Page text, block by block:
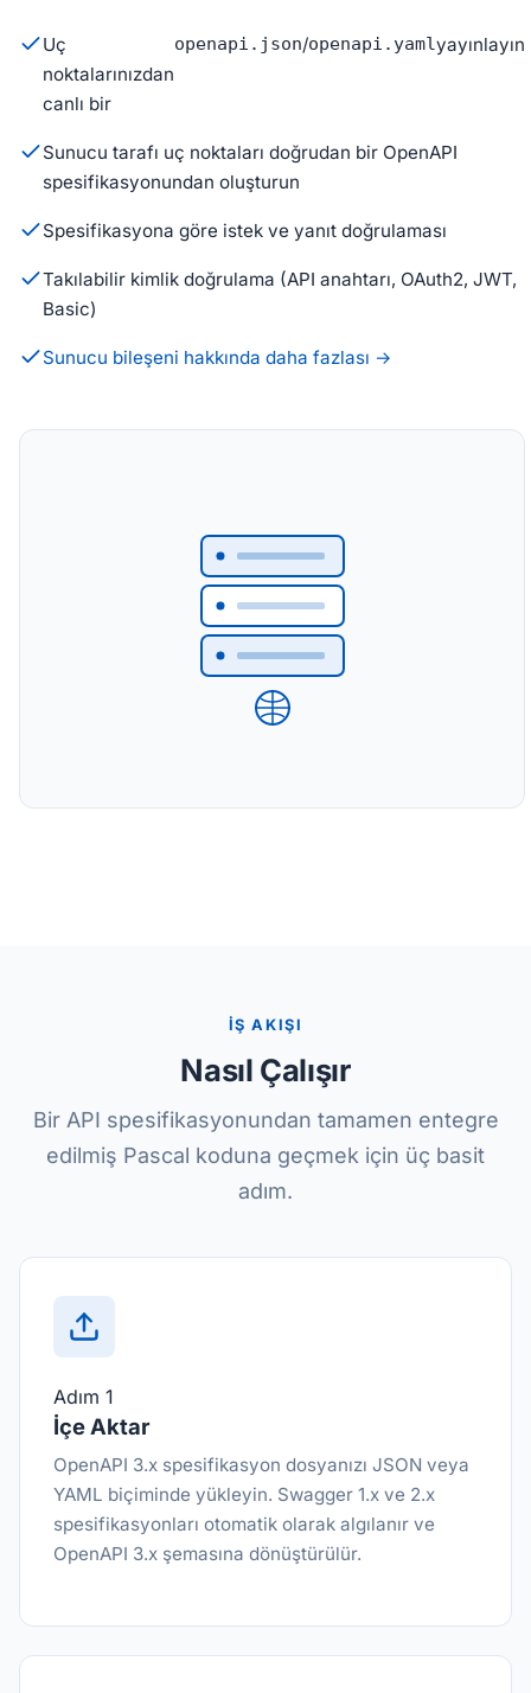
Uç
noktalarınızdan
canlı bir
openapi.json/openapi.yamlyayınlayın
Sunucu tarafı uç noktaları doğrudan bir OpenAPI
spesifikasyonundan oluşturun
Spesifikasyona göre istek ve yanıt doğrulaması
Takılabilir kimlik doğrulama (API anahtarı, OAuth2, JWT,
Basic)
Sunucu bileşeni hakkında daha fazlası →
İŞ AKIŞI
Nasıl Çalışır
Bir API spesifikasyonundan tamamen entegre
edilmiş Pascal koduna geçmek için üç basit
adım.
Adım 1
İçe Aktar
OpenAPI 3.x spesifikasyon dosyanızı JSON veya
YAML biçiminde yükleyin. Swagger 1.x ve 2.x
spesifikasyonları otomatik olarak algılanır ve
OpenAPI 3.x şemasına dönüştürülür.